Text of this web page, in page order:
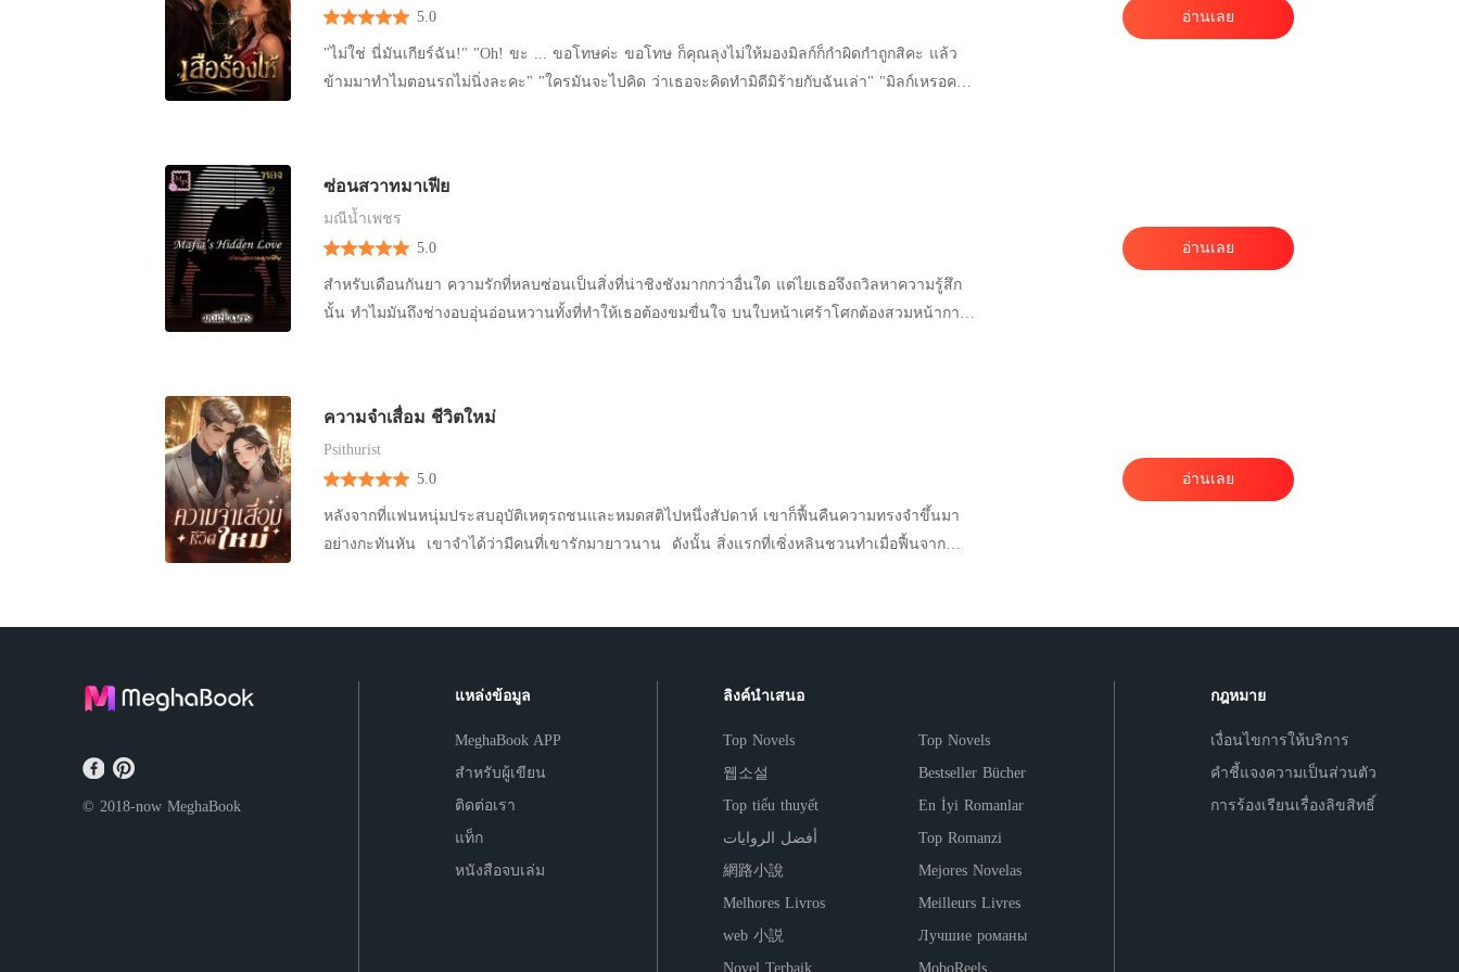
ทุกคนในโลก นางกล่าวว่า เพื่อท่าน ต่อให้ทุกคนในโลกเกลียดข้า ข้าก็ยอม
5.0
"ไม่ใช่ นี่มันเกียร์ฉัน!" "Oh! ขะ ... ขอโทษค่ะ ขอโทษ ก็คุณลุงไม่ให้มองมิลก์ก็กำผิดกำถูกสิคะ แล้ว
ข้ามมาทำไมตอนรถไม่นิ่งละคะ" "ใครมันจะไปคิด ว่าเธอจะคิดทำมิดีมิร้ายกับฉันเล่า" "มิลก์เหรอคะ
อ่านเลย
ซ่อนสวาทมาเฟีย
มณีน้ำเพชร
5.0
สำหรับเดือนกันยา ความรักที่หลบซ่อนเป็นสิ่งที่น่าชิงชังมากกว่าอื่นใด แต่ไยเธอจึงถวิลหาความรู้สึก
นั้น ทำไมมันถึงช่างอบอุ่นอ่อนหวานทั้งที่ทำให้เธอต้องขมขื่นใจ บนใบหน้าเศร้าโศกต้องสวมหน้ากาก
กำลังเจอคือความเร่าร้อนที่ต้องหลบซ่อน รักที่เร่าร้อน รักแรก และรักเดียว มันกลับเป็นการหลบซ่อน
และพอกพูนไฟสวาทให้เผาไหม้ทุรนทุราย “เธอก็รู้ว่าไม่มีทางปฏิเสธพี่ได้ หัวใจเธอรู้ดีลูกแก้ว” “ลูกแก้ว
เกลียดพี่คราม ชิงชังพี่คราม พี่ครามทำแบบนี้ได้ไง พี่ครามเป็นสามีของพี่อัง ทำได้ไง พี่ครามเลวที่สุด”
“เราก็เลวด้วยกันทั้งคู่ หรือเธอจะเถียงว่าไม่ได้รักพี่” “ใจร้าย พูดแบบนี้ได้ไง พี่ครามใจร้ายกับพี่อังได้ยัง
ไง” “บางเรื่องเธอก็ไม่จำเป็นต้องรู้ ทุกสิ่งทุกอย่างบนโลกนี้ย่อมมีเหตุผล” นิ้วกลางของสงครามชอนไช
อ่านเลย
ความจำเสื่อม ชีวิตใหม่
Psithurist
5.0
หลังจากที่แฟนหนุ่มประสบอุบัติเหตุรถชนและหมดสติไปหนึ่งสัปดาห์ เขาก็ฟื้นคืนความทรงจำขึ้นมา
อย่างกะทันหัน เขาจำได้ว่ามีคนที่เขารักมายาวนาน ดังนั้น สิ่งแรกที่เซิ่งหลินชวนทำเมื่อฟื้นจาก
ขึ้นเลย ” ฉินเวยไม่ได้ว่าอะไร บัญเอิญว่าการวิจัยยาใหม่ในห้องทดลองสำเร็จ ฉินเวยจึงขอเข้าร่วม
ตัดสินใจดีแล้วหรือ?”
อ่านเลย
© 2018-nowMeghaBook
แหล่งข้อมูล
MeghaBook APP
สำหรับผู้เขียน
ติดต่อเรา
แท็ก
หนังสือจบเล่ม
ลิงค์นำเสนอ
Top Novels
Top Novels
웹소설
Bestseller Bücher
Top tiểu thuyết
En İyi Romanlar
أفضل الروايات
Top Romanzi
網路小說
Mejores Novelas
Melhores Livros
Meilleurs Livres
web 小説
Лучшие романы
Novel Terbaik
MoboReels
กฎหมาย
เงื่อนไขการให้บริการ
คำชี้แจงความเป็นส่วนตัว
การร้องเรียนเรื่องลิขสิทธิ์